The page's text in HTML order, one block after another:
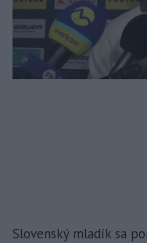
Slovenský mladík sa